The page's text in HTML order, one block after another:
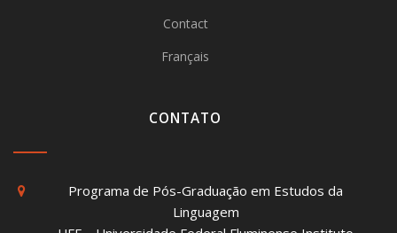
Contact
Français
CONTATO
Programa de Pós-Graduação em Estudos da
Linguagem